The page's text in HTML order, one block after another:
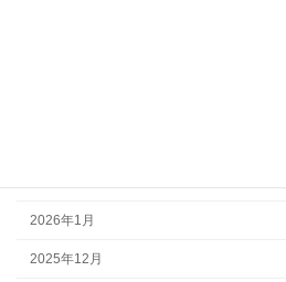
2026年1月
2025年12月